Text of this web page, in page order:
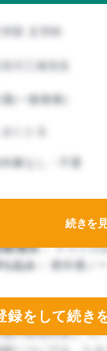
録をして続き
通(一般教養)
科書なし・不要
期/中間：
テストの
期/期末：テストの
ち込み：
教科書ノ
の環境対策につ
続きを